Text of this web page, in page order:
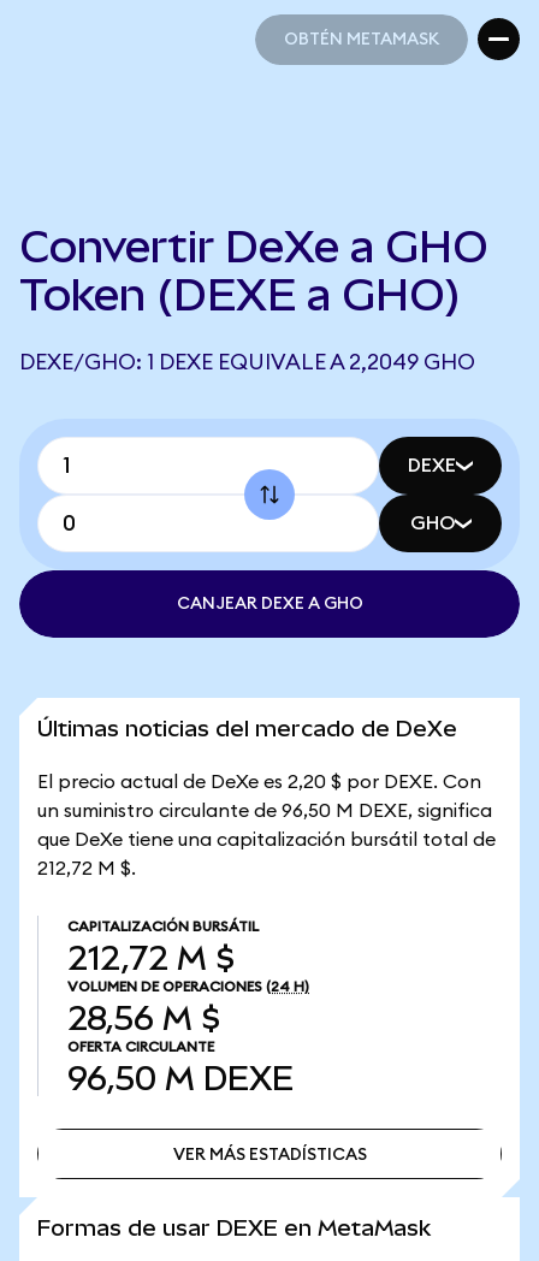
OBTÉN METAMASK
Convertir DeXe a GHO
Token (DEXE a GHO)
DEXE/GHO: 1 DEXE EQUIVALE A 2,2049 GHO
DEXE
GHO
CANJEAR DEXE A GHO
Últimas noticias del mercado de DeXe
El precio actual de DeXe es 2,20 $ por DEXE. Con
un suministro circulante de 96,50 M DEXE, significa
que DeXe tiene una capitalización bursátil total de
212,72 M $.
CAPITALIZACIÓN BURSÁTIL
212,72 M $
VOLUMEN DE OPERACIONES (24 H)
28,56 M $
OFERTA CIRCULANTE
96,50 M DEXE
VER MÁS ESTADÍSTICAS
Formas de usar DEXE en MetaMask